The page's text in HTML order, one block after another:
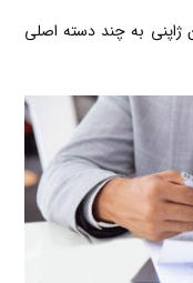
ژاپنی به چند دسته اصلی